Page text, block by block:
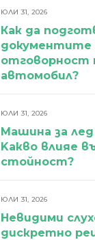
ЮЛИ 31, 2026
Как да
документите
отговорност
автомобил?
ЮЛИ 31, 2026
Машина за лед
Kакво влияе
стойност?
ЮЛИ 31, 2026
Невидими
дискретно